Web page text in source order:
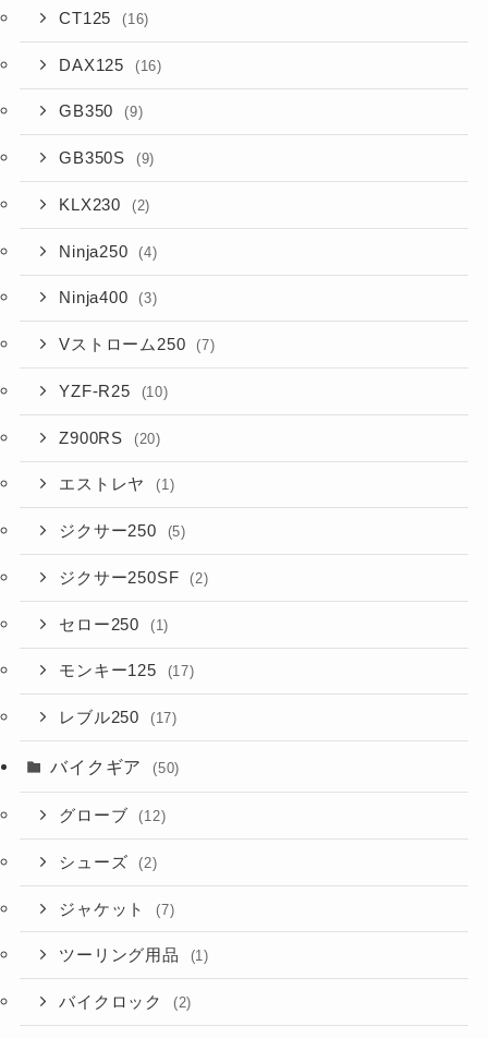
CT125 (16)
DAX125 (16)
GB350 (9)
GB350S (9)
KLX230 (2)
Ninja250 (4)
Ninja400 (3)
Vストローム250 (7)
YZF-R25 (10)
Z900RS (20)
エストレヤ (1)
ジクサー250 (5)
ジクサー250SF (2)
セロー250 (1)
モンキー125 (17)
レブル250 (17)
バイクギア (50)
グローブ (12)
シューズ (2)
ジャケット (7)
ツーリング用品 (1)
バイクロック (2)